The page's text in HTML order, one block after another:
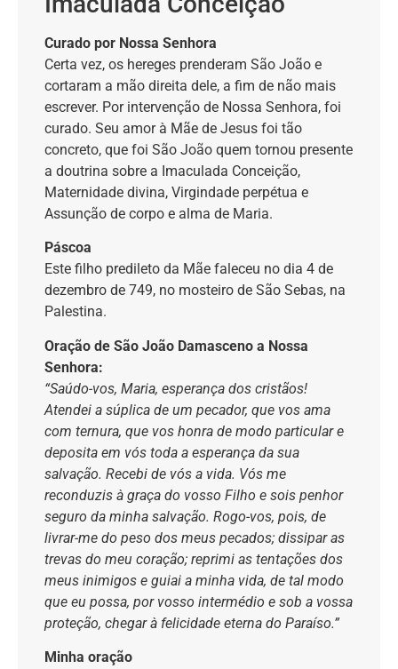
Curado por Nossa Senhora
Certa vez, os hereges prenderam São João e
cortaram a mão direita dele, a fim de não mais
escrever. Por intervenção de Nossa Senhora, foi
curado. Seu amor à Mãe de Jesus foi tão
concreto, que foi São João quem tornou presente
a doutrina sobre a Imaculada Conceição,
Maternidade divina, Virgindade perpétua e
Assunção de corpo e alma de Maria.
Páscoa
Este filho predileto da Mãe faleceu no dia 4 de
dezembro de 749, no mosteiro de São Sebas, na
Palestina.
Oração de São João Damasceno a Nossa
Senhora:
“Saúdo-vos, Maria, esperança dos cristãos!
Atendei a súplica de um pecador, que vos ama
com ternura, que vos honra de modo particular e
deposita em vós toda a esperança da sua
salvação. Recebi de vós a vida. Vós me
reconduzis à graça do vosso Filho e sois penhor
seguro da minha salvação. Rogo-vos, pois, de
livrar-me do peso dos meus pecados; dissipar as
trevas do meu coração; reprimi as tentações dos
meus inimigos e guiai a minha vida, de tal modo
que eu possa, por vosso intermédio e sob a vossa
proteção, chegar à felicidade eterna do Paraíso.”
Minha oração